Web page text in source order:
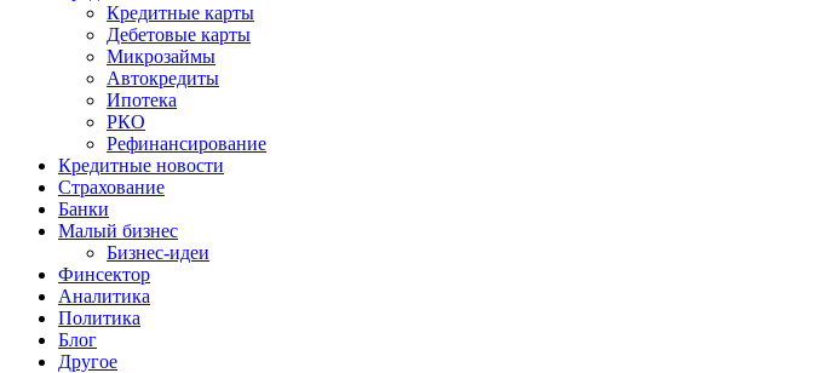
Кредитные карты
Дебетовые карты
Микрозаймы
Автокредиты
Ипотека
РКО
Рефинансирование
Кредитные новости
Страхование
Банки
Малый бизнес
Бизнес-идеи
Финсектор
Аналитика
Политика
Блог
Другое